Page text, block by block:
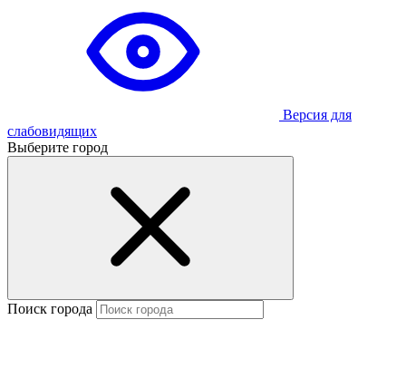
Версия для
слабовидящих
Выберите город
Поиск города